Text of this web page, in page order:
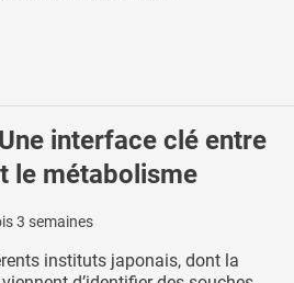
interface clé entre
le métabolisme
3 semaines
instituts japonais, dont la